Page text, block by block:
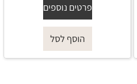
פרטים נוספים
הוסף לסל